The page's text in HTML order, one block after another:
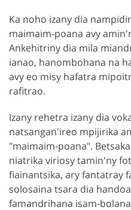
Ka noho izany dia
maimaim-poana avy
Ankehitriny dia mila
ianao, hanombohana na
avy eo misy hafatra
rafitrao.
Izany rehetra izany dia
natsangan'ireo mpijirika
"maimaim-poana".
niatrika viriosy tamin'ny
fiainantsika, ary fantatray
solosaina tsara dia
famandrihana isam-